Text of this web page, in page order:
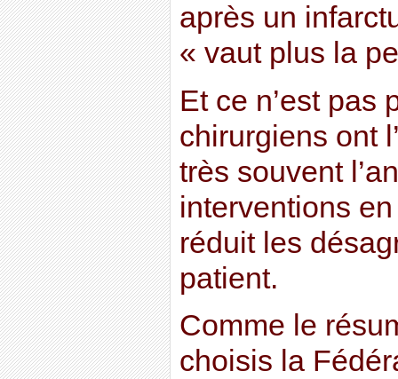
après un
« vaut plus la
Et ce n’est pas
chirurgiens ont
très souvent
interventions
réduit les
patient.
Comme le
choisis la